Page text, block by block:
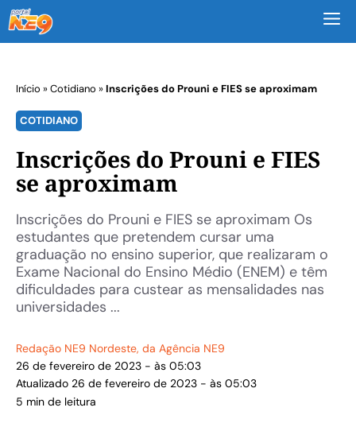
Início »Cotidiano »Inscrições do Prouni e FIES se aproximam
COTIDIANO
Inscrições do Prouni e FIES
se aproximam
Inscrições do Prouni e FIES se aproximam Os
estudantes que pretendem cursar uma
graduação no ensino superior, que realizaram o
Exame Nacional do Ensino Médio (ENEM) e têm
dificuldades para custear as mensalidades nas
universidades ...
Redação NE9 Nordeste, da Agência NE9
26 de fevereiro de 2023 - às 05:03
Atualizado 26 de fevereiro de 2023 - às 05:03
5 min de leitura